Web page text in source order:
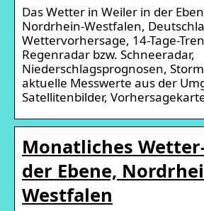
Das Wetter in Weiler in der
Nordrhein-Westfalen,
Wettervorhersage, 14-Tage-
Regenradar bzw. Schneeradar,
Niederschlagsprognosen,
aktuelle Messwerte aus der
Satellitenbilder,
Monatliches
der Ebene,
Westfalen